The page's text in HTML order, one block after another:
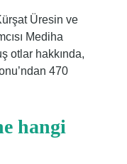
Üresin ve
Mediha
otlar hakkında,
470
hangi